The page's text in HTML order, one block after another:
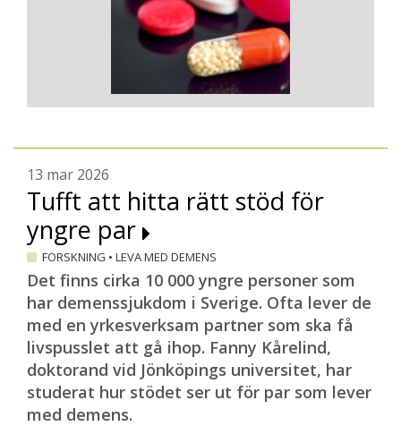
13 mar 2026
Tufft att hitta rätt stöd för
yngre par
FORSKNING • LEVA MED DEMENS
Det finns cirka 10 000 yngre personer som
har demenssjukdom i Sverige. Ofta lever de
med en yrkesverksam partner som ska få
livspusslet att gå ihop. Fanny Kårelind,
doktorand vid Jönköpings universitet, har
studerat hur stödet ser ut för par som lever
med demens.